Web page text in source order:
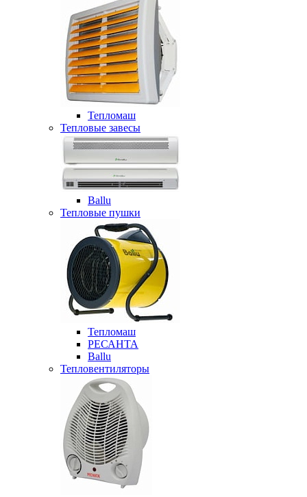
Тепломаш
Тепловые завесы
Ballu
Тепловые пушки
Тепломаш
РЕСАНТА
Ballu
Тепловентиляторы